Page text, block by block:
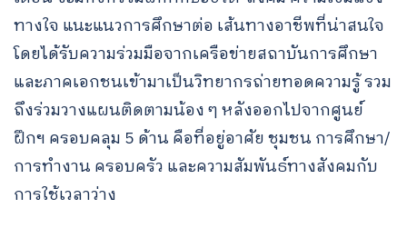
ทางใจ แนะแนวการศึกษาต่อ เส้นทางอาชีพที่น่าสนใจ
โดยได้รับความร่วมมือจากเครือข่ายสถาบันการศึกษา
และภาคเอกชนเข้ามาเป็นวิทยากรถ่ายทอดความรู้ รวม
ถึงร่วมวางแผนติดตามน้อง ๆ หลังออกไปจากศูนย์
ฝึกฯ ครอบคลุม 5 ด้าน คือที่อยู่อาศัย ชุมชน การศึกษา/
การทำงาน ครอบครัว และความสัมพันธ์ทางสังคมกับ
การใช้เวลาว่าง